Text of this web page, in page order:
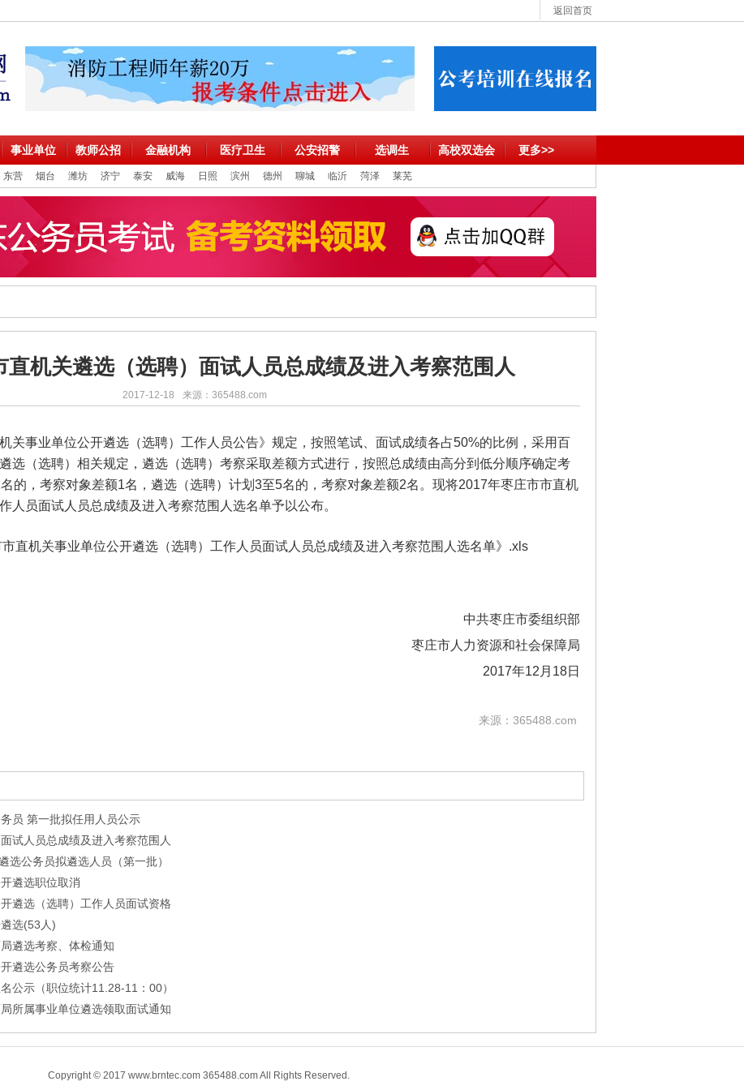
返回首页
事业单位 教师公招 金融机构 医疗卫生 公安招警 选调生 高校双选会 更多>>
东营 烟台 潍坊 济宁 泰安 威海 日照 滨州 德州 聊城 临沂 菏泽 莱芜
直机关遴选（选聘）面试人员总成绩及进入考察范围人
2017-12-18 来源：365488.com
关事业单位公开遴选（选聘）工作人员公告》规定，按照笔试、面试成绩各占50%的比例，采用百
选（选聘）相关规定，遴选（选聘）考察采取差额方式进行，按照总成绩由高分到低分顺序确定考
的，考察对象差额1名，遴选（选聘）计划3至5名的，考察对象差额2名。现将2017年枣庄市市直机
人员面试人员总成绩及进入考察范围人选名单予以公布。
市直机关事业单位公开遴选（选聘）工作人员面试人员总成绩及进入考察范围人选名单》.xls
中共枣庄市委组织部
枣庄市人力资源和社会保障局
2017年12月18日
来源：365488.com
员 第一批拟任用人员公示
试人员总成绩及进入考察范围人
公务员拟遴选人员（第一批）
遴选职位取消
遴选（选聘）工作人员面试资格
选(53人)
遴选考察、体检通知
遴选公务员考察公告
公示（职位统计11.28-11：00）
所属事业单位遴选领取面试通知
Copyright © 2017 www.brntec.com 365488.com All Rights Reserved.